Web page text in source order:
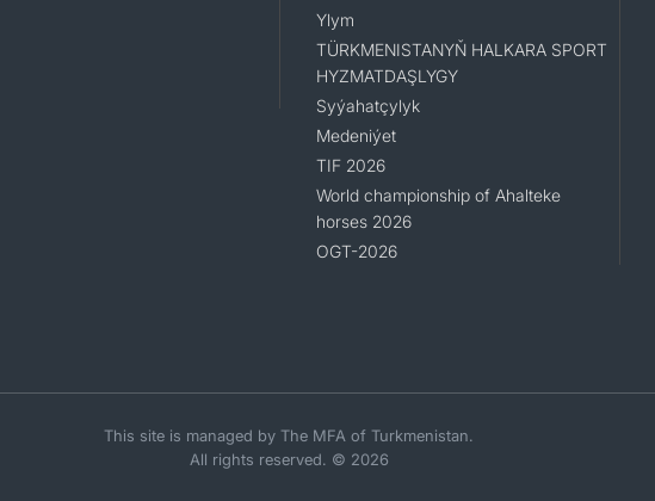
Ylym
TÜRKMENISTANYŇ HALKARA SPORT
HYZMATDAŞLYGY
Syýahatçylyk
Medeniýet
TIF 2026
World championship of Ahalteke
horses 2026
OGT-2026
This site is managed by The MFA of Turkmenistan.
All rights reserved. © 2026